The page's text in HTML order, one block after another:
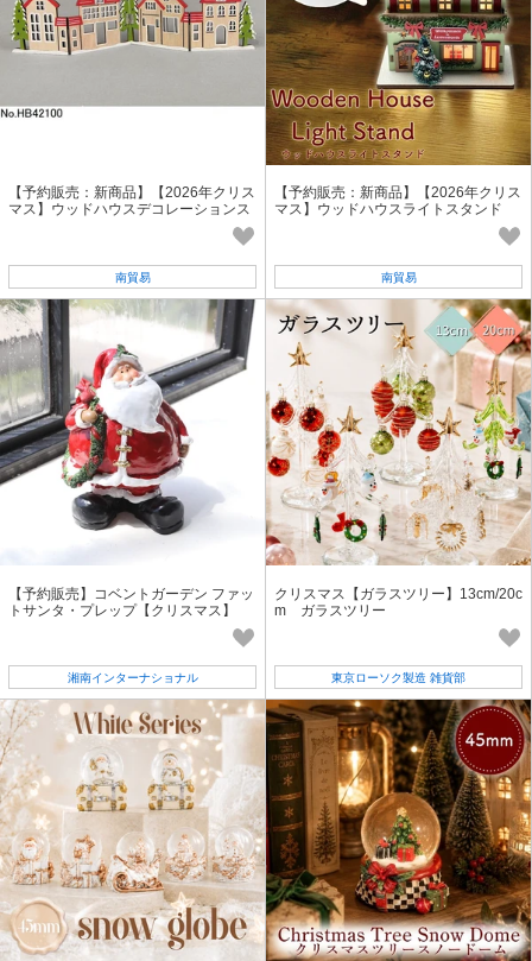
【予約販売：新商品】【2026年クリス
マス】ウッドハウスデコレーションス
南貿易
【予約販売：新商品】【2026年クリス
マス】ウッドハウスライトスタンド
南貿易
【予約販売】コベントガーデン ファッ
トサンタ・プレップ【クリスマス】
湘南インターナショナル
クリスマス【ガラスツリー】13cm/20c
m ガラスツリー
東京ローソク製造 雑貨部